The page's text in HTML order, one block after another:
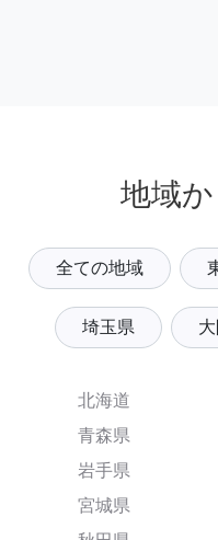
地域
全ての地域
埼玉県
北海道
青森県
岩手県
宮城県